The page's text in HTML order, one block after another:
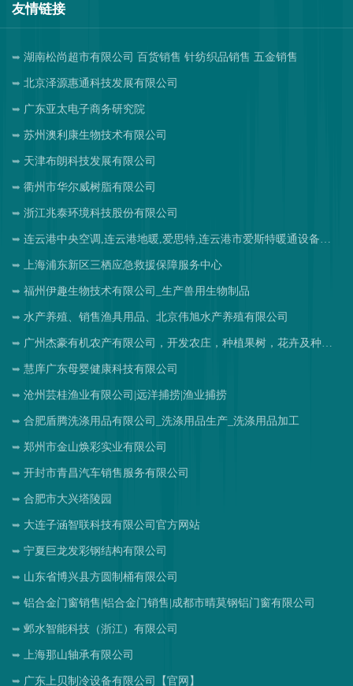
友情链接
湖南松尚超市有限公司 百货销售 针纺织品销售 五金销售
北京泽源惠通科技发展有限公司
广东亚太电子商务研究院
苏州澳利康生物技术有限公司
天津布朗科技发展有限公司
衢州市华尔威树脂有限公司
浙江兆泰环境科技股份有限公司
上海浦东新区三栖应急救援保障服务中心
福州伊趣生物技术有限公司_生产兽用生物制品
水产养殖、销售渔具用品、北京伟旭水产养殖有限公司
慧庠广东母婴健康科技有限公司
沧州芸桂渔业有限公司|远洋捕捞|渔业捕捞
合肥盾腾洗涤用品有限公司_洗涤用品生产_洗涤用品加工
郑州市金山焕彩实业有限公司
开封市青昌汽车销售服务有限公司
合肥市大兴塔陵园
大连子涵智联科技有限公司官方网站
宁夏巨龙发彩钢结构有限公司
山东省博兴县方圆制桶有限公司
铝合金门窗销售|铝合金门销售|成都市晴莫钢铝门窗有限公司
邺水智能科技（浙江）有限公司
上海那山轴承有限公司
广东上贝制冷设备有限公司【官网】